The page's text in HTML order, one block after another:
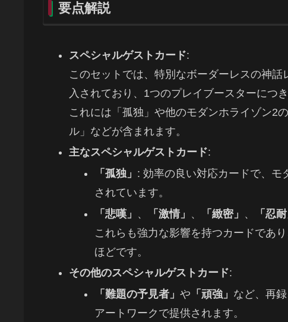
要点解説
スペシャルゲストカード:
このセットでは、特別なボーダーレスの神
入されており、1つのプレイブースターにつ
これには「孤独」や他のモダンホライゾン2
ル」などが含まれます。
主なスペシャルゲストカード:
「孤独」 : 効率の良い対応カードで、モ
されています。
「悲嘆」 、 「激情」 、 「緻密」 、 「忍耐
これらも強力な影響を持つカードであ
ほどです。
その他のスペシャルゲストカード:
「難題の予見者」や 「頑強」 など、再
アートワークで提供されます。